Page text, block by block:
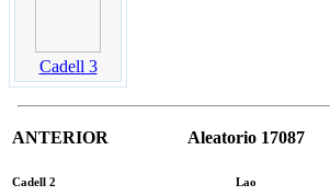
Cadell 3
ANTERIOR
Cadell 2
Aleatorio 17087
Lao